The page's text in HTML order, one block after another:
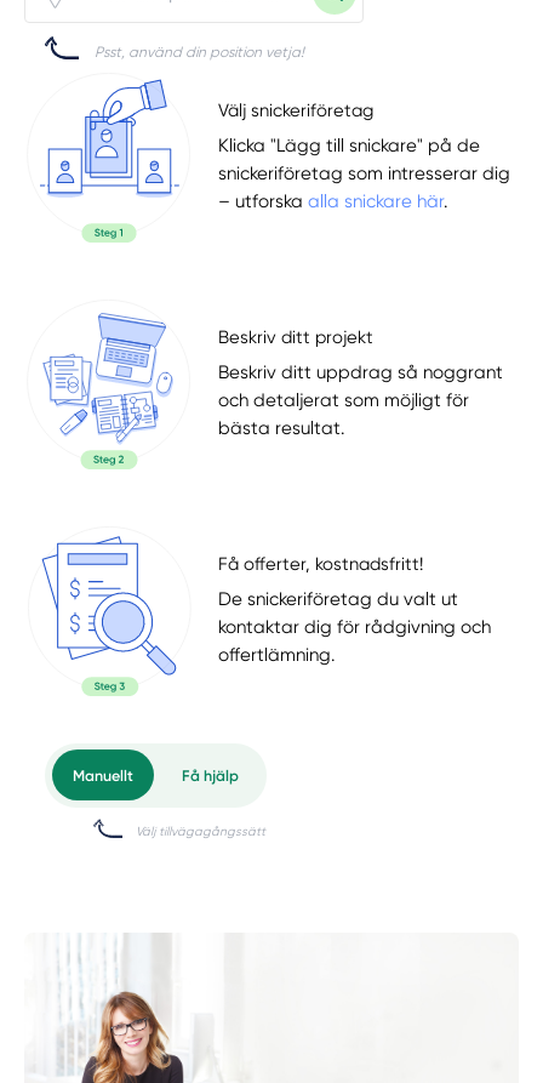
Psst, använd din position vetja!
Välj snickeriföretag
Klicka "Lägg till snickare" på de
snickeriföretag som intresserar dig
– utforskaalla snickare här.
Beskriv ditt projekt
Beskriv ditt uppdrag så noggrant
och detaljerat som möjligt för
bästa resultat.
Få offerter, kostnadsfritt!
De snickeriföretag du valt ut
kontaktar dig för rådgivning och
offertlämning.